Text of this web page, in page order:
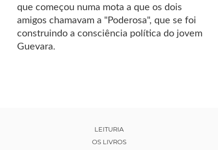
que começou numa mota a que os dois
amigos chamavam a "Poderosa", que se foi
construindo a consciência política do jovem
Guevara.
LEITURIA
OS LIVROS